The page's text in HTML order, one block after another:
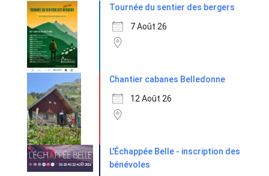
Tournée du sentier des bergers
7 Août 26
Chantier cabanes Belledonne
12 Août 26
L'Échappée Belle - inscription des
bénévoles